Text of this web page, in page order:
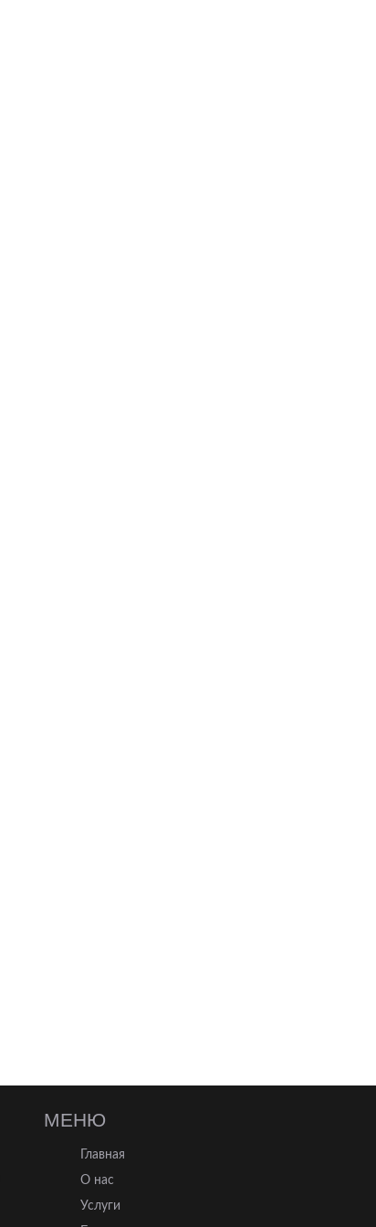
МЕНЮ
Главная
О нас
Услуги